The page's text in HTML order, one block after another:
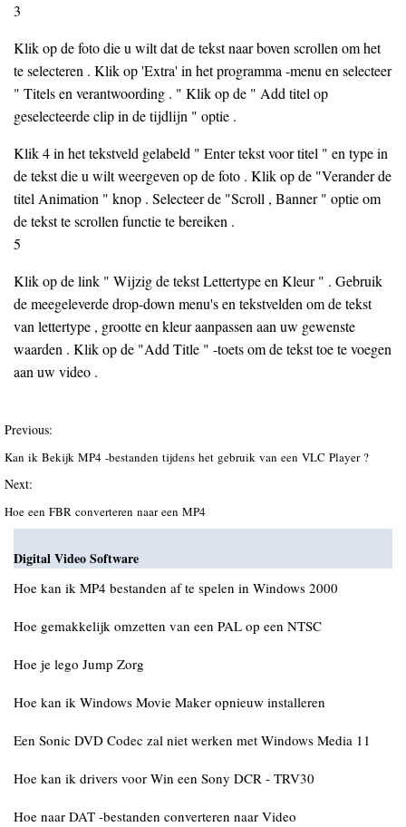
3
Klik op de foto die u wilt dat de tekst naar boven scrollen om het
te selecteren . Klik op 'Extra' in het programma -menu en selecteer
" Titels en verantwoording . " Klik op de " Add titel op
geselecteerde clip in de tijdlijn " optie .
Klik 4 in het tekstveld gelabeld " Enter tekst voor titel " en type in
de tekst die u wilt weergeven op de foto . Klik op de "Verander de
titel Animation " knop . Selecteer de "Scroll , Banner " optie om
de tekst te scrollen functie te bereiken .
5
Klik op de link " Wijzig de tekst Lettertype en Kleur " . Gebruik
de meegeleverde drop-down menu's en tekstvelden om de tekst
van lettertype , grootte en kleur aanpassen aan uw gewenste
waarden . Klik op de "Add Title " -toets om de tekst toe te voegen
aan uw video .
Previous:
Kan ik Bekijk MP4 -bestanden tijdens het gebruik van een VLC Player ?
Next:
Hoe een FBR converteren naar een MP4
Digital Video Software
Hoe kan ik MP4 bestanden af ​​te spelen in Windows 2000
Hoe gemakkelijk omzetten van een PAL op een NTSC
Hoe je lego Jump Zorg
Hoe kan ik Windows Movie Maker opnieuw installeren
Een Sonic DVD Codec zal niet werken met Windows Media 11
Hoe kan ik drivers voor Win een Sony DCR - TRV30
Hoe naar DAT -bestanden converteren naar Video